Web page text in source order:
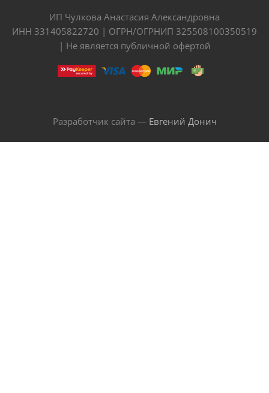
ИП Чулкова Анастасия Александровна
ИНН 331405822720 | ОГРН/ОГРНИП 325508100350519
| Не является публичной офертой
Разработчик сайта — Евгений Донич